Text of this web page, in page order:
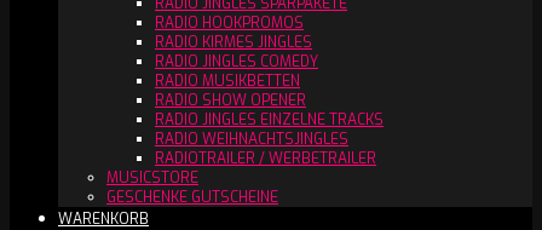
RADIO HOOKPROMOS
RADIO KIRMES JINGLES
RADIO JINGLES COMEDY
RADIO MUSIKBETTEN
RADIO SHOW OPENER
RADIO JINGLES EINZELNE TRACKS
RADIO WEIHNACHTSJINGLES
RADIOTRAILER / WERBETRAILER
MUSICSTORE
GESCHENKE GUTSCHEINE
WARENKORB